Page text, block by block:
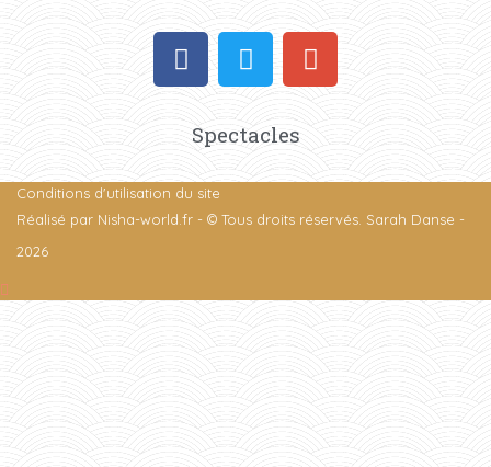
Spectacles
Conditions d'utilisation du site
Réalisé par Nisha-world.fr - © Tous droits réservés. Sarah Danse -
2026